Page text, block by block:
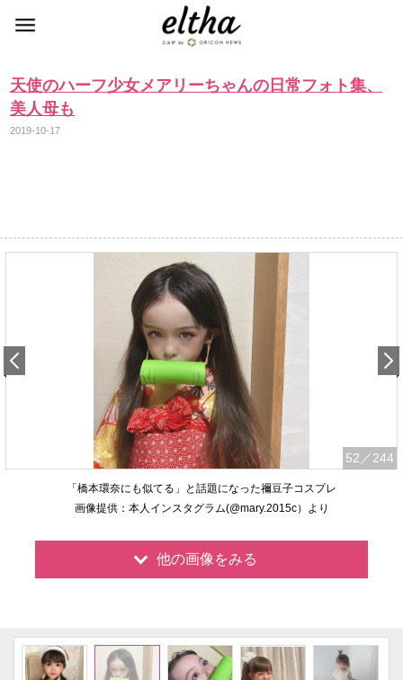
天使のハーフ少女メアリーちゃんの日常フォト集、
美人母も
2019-10-17
52 ／244
「橋本環奈にも似てる」と話題になった禰豆子コスプレ
画像提供：本人インスタグラム(@mary.2015c）より
他の画像をみる